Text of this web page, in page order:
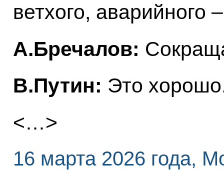
ветхого, аварийного
А.Бречалов:
В.Путин: Это
<…>
16 марта 2026 года,